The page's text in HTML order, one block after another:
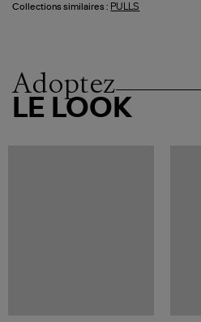
Collections similaires : PULLS
Adoptez
LE LOOK